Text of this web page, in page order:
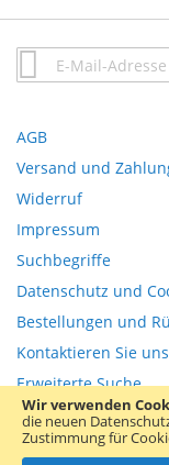
Wir verwenden
die neuen
Zustimmung für
Anmeldung
zum
AGB
Versand und
Widerruf
Impressum
Suchbegriffe
Datenschutz und
Bestellungen und
Kontaktieren Sie uns
Erweiterte Suche
Copyright © 2013-